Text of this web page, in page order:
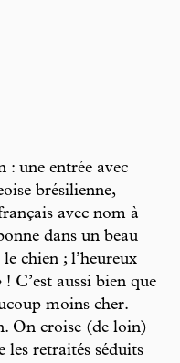
une entrée avec
brésilienne,
avec nom à
dans un beau
chien ; l’heureux
C’est aussi bien que
moins cher.
On croise (de loin)
les retraités séduits